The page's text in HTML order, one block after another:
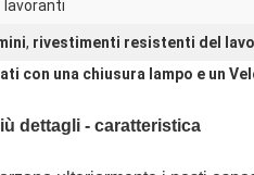
lavoranti
, rivestimenti resistenti del
con una chiusura lampo e un
dettagli - caratteristica